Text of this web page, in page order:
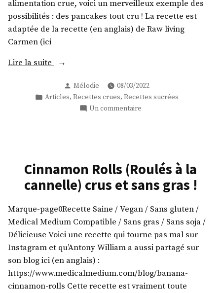
Anniversaires,
ou
autres
alimentation crue, voici un merveilleux exemple des
possibilités : des pancakes tout cru ! La recette est
adaptée de la recette (en anglais) de Raw living
Carmen (ici
Lire la suite « Pancakes
cru
! »
Publié
par
Mélodie
08/03/2022
Publié
Articles, Recettes crues, Recettes sucrées
Un commentaire
Cinnamon Rolls (Roulés à la
cannelle) crus et sans gras !
Marque-page0Recette Saine / Vegan / Sans gluten /
Medical Medium Compatible / Sans gras / Sans soja /
Délicieuse Voici une recette qui tourne pas mal sur
Instagram et qu’Antony William a aussi partagé sur
son blog ici (en anglais) :
https://www.medicalmedium.com/blog/banana-
cinnamon-rolls Cette recette est vraiment toute